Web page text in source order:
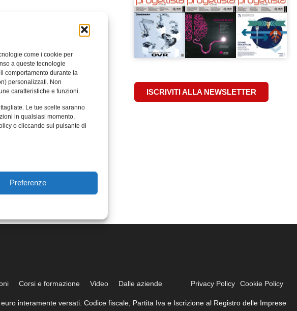
come i cookie per
a queste tecnologie
comportamento durante la
personalizzati. Non
caratteristiche e funzioni.
Le tue scelte saranno
in qualsiasi momento,
o cliccando sul pulsante di
Preferenze
ISCRIVITI ALLA NEWSLETTER
Corsi e formazione Video Dalle aziende Privacy Policy Cookie Policy
interamente versati. Codice fiscale, Partita Iva e Iscrizione al Registro delle Imprese